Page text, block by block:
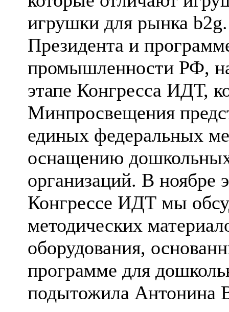
игрушки для рынка
Президента и
промышленности РФ,
этапе Конгресса ИДТ,
Минпросвещения
единых федеральных
оснащению
организаций. В ноябре
Конгрессе ИДТ мы
методических
оборудования,
программе для
подытожила Антонина